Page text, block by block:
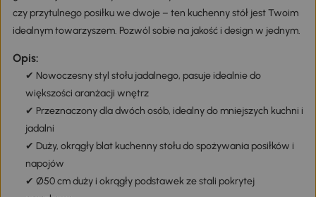
czy przytulnego posiłku we dwoje – ten kuchenny stół jest Twoim
idealnym towarzyszem. Pozwól sobie na jakość i design w jednym.
Opis:
✔ Nowoczesny styl stołu jadalnego, pasuje idealnie do
większości aranżacji wnętrz
✔ Przeznaczony dla dwóch osób, idealny do mniejszych kuchni i
jadalni
✔ Duży, okrągły blat kuchenny stołu do spożywania posiłków i
napojów
✔ Ø50 cm duży i okrągły podstawek ze stali pokrytej